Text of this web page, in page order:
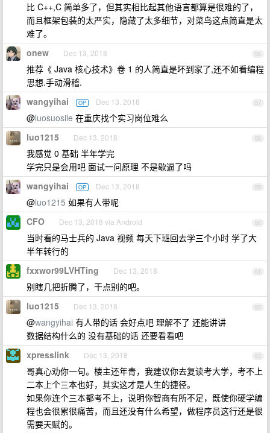
比 C++,C 简单多了，但其实相比起其他语言都算是很难的了，
而且框架包装的太严实，隐藏了太多细节，对菜鸟这点简直是太
难了。
56
onew Dec 13, 2018
推荐《 Java 核心技术》卷 1 的人简直是坏到家了,还不如看编程
思想.手动滑稽.
57
wangyihai OP Dec 13, 2018
@luosuosile 在重庆找个实习岗位难么
58
luo1215 Dec 13, 2018
我感觉 0 基础 半年学完
学完只是会用吧 面试一问原理 不是歇逼了吗
59
wangyihai OP Dec 13, 2018
@luo1215 如果有人带呢
60
CFO Dec 13, 2018 via Android
当时看的马士兵的 Java 视频 每天下班回去学三个小时 学了大
半年转行的
61
fxxwor99LVHTing Dec 13, 2018
别瞎几把折腾了，干点别的吧。
62
luo1215 Dec 13, 2018
@wangyihai 有人带的话 会好点吧 理解不了 还能讲讲
数据结构什么的 没有基础的话 还要看看吧
63
xpresslink Dec 13, 2018
哥真心劝你一句。楼主还年青，我建议你去复读考大学，考不上
二本上个三本也好，其实这才是人生的捷径。
如果你连个三本都考不上，说明你智商有所不足，既使你硬学编
程也会很累很痛苦，而且还没有什么希望，做程序员这行还是很
需要天赋的。